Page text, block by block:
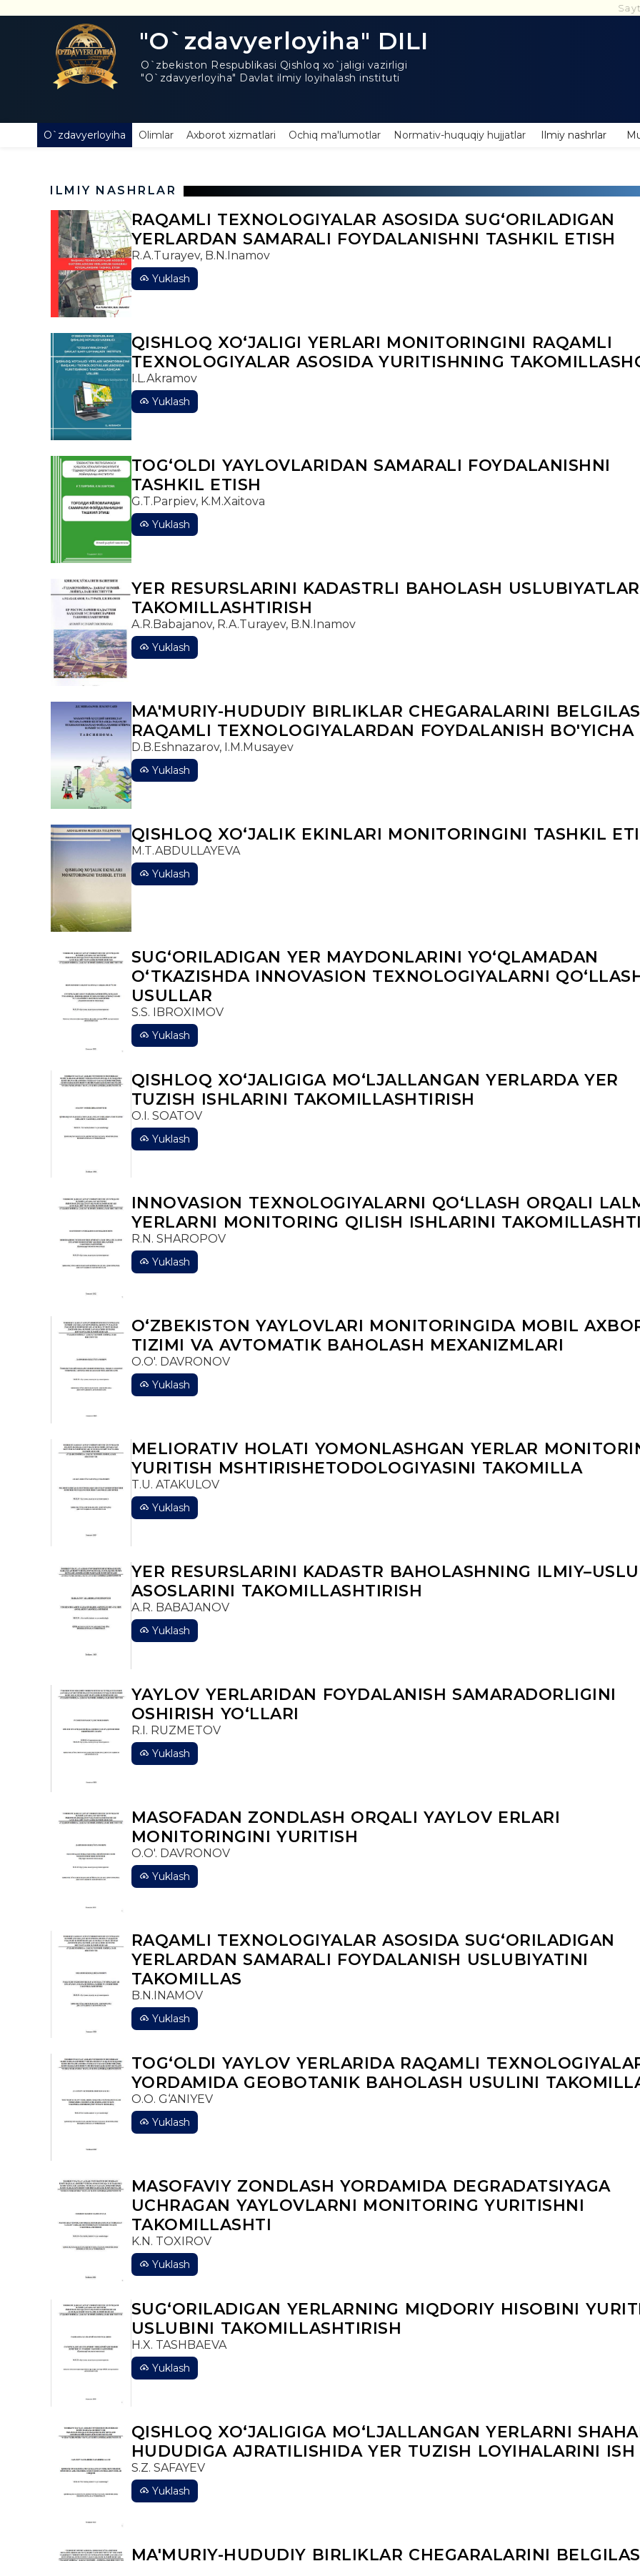
Sayt test
"O`zdavyerloyiha" DILI
O`zbekiston Respublikasi Qishloq xo`jaligi vazirligi
"O`zdavyerloyiha" Davlat ilmiy loyihalash instituti
O`zdavyerloyiha Olimlar Ilmiy nashrlar
Axborot xizmatlari Ochiq ma'lumotlar Normativ-huquqiy hujjatlar
ILMIY NASHRLAR
RAQAMLI TEXNOLOGIYALAR ASOSIDA SUG‘ORILADIGAN
YERLARDAN SAMARALI FOYDALANISHNI TASHKIL ETISH
R.A.Turayev, B.N.Inamov
Yuklash
QISHLOQ XO‘JALIGI YERLARI MONITORINGINI RAQAMLI
TEXNOLOGIYALAR ASOSIDA YURITISHNING
I.L.Akramov
Yuklash
TOG‘OLDI YAYLOVLARIDAN SAMARALI FOYDALANISHNI
TASHKIL ETISH
G.T.Parpiev, K.M.Xaitova
Yuklash
YER RESURSLARINI KADASTRLI BAHOLASH
TAKOMILLASHTIRISH
A.R.Babajanov, R.A.Turayev, B.N.Inamov
Yuklash
MA'MURIY-HUDUDIY BIRLIKLAR CHEGARALARINI
RAQAMLI TEXNOLOGIYALARDAN FOYDALANISH BO'YICHA
D.B.Eshnazarov, I.M.Musayev
Yuklash
QISHLOQ XO‘JALIK EKINLARI MONITORINGINI TASHKIL
M.T.ABDULLAYEVA
Yuklash
SUGʻORILADIGAN YER MAYDONLARINI YOʻQLAMADAN
OʻTKAZISHDA INNOVASION TEXNOLOGIYALARNI
USULLAR
S.S. IBROXIMOV
Yuklash
QISHLOQ XO‘JALIGIGA MO‘LJALLANGAN YERLARDA YER
TUZISH ISHLARINI TAKOMILLASHTIRISH
O.I. SOATOV
Yuklash
INNOVASION TEXNOLOGIYALARNI QOʻLLASH ORQALI
YERLARNI MONITORING QILISH ISHLARINI TAKOMILLASHTI
R.N. SHAROPOV
Yuklash
OʻZBEKISTON YAYLOVLARI MONITORINGIDA MOBIL
TIZIMI VA AVTOMATIK BAHOLASH MEXANIZMLARI
O.O'. DAVRONOV
Yuklash
MELIORATIV HOLATI YOMONLASHGAN YERLAR
YURITISH MSHTIRISHETODOLOGIYASINI TAKOMILLA
T.U. ATAKULOV
Yuklash
YER RESURSLARINI KADASTR BAHOLASHNING
ASOSLARINI TAKOMILLASHTIRISH
A.R. BABAJANOV
Yuklash
YAYLOV YERLARIDAN FOYDALANISH SAMARADORLIGINI
OSHIRISH YOʻLLARI
R.I. RUZMETOV
Yuklash
MASOFADAN ZONDLASH ORQALI YAYLOV ERLARI
MONITORINGINI YURITISH
O.O'. DAVRONOV
Yuklash
RAQAMLI TEXNOLOGIYALAR ASOSIDA SUGʻORILADIGAN
YERLARDAN SAMARALI FOYDALANISH USLUBIYATINI
TAKOMILLAS
B.N.INAMOV
Yuklash
TOG‘OLDI YAYLOV YERLARIDA RAQAMLI
YORDAMIDA GEOBOTANIK BAHOLASH USULINI
O.O. G‘ANIYEV
Yuklash
MASOFAVIY ZONDLASH YORDAMIDA DEGRADATSIYAGA
UCHRAGAN YAYLOVLARNI MONITORING YURITISHNI
TAKOMILLASHTI
K.N. TOXIROV
Yuklash
SUGʻORILADIGAN YERLARNING MIQDORIY HISOBINI
USLUBINI TAKOMILLASHTIRISH
H.X. TASHBAEVA
Yuklash
QISHLOQ XO‘JALIGIGA MO‘LJALLANGAN YERLARNI
HUDUDIGA AJRATILISHIDA YER TUZISH LOYIHALARINI ISH
S.Z. SAFAYEV
Yuklash
MA'MURIY-HUDUDIY BIRLIKLAR CHEGARALARINI